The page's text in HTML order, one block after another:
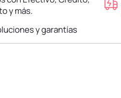
y más.
y garantías